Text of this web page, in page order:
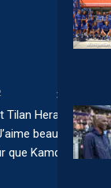
Herard
beaucoup
Kamden